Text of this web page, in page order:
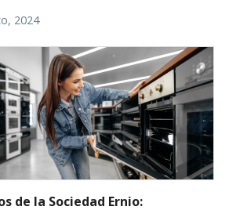
2024
de la Sociedad Ernio: